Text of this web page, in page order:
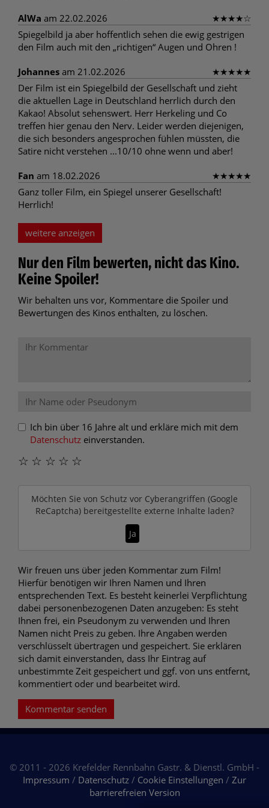
AlWa am 22.02.2026 ★★★★☆
Spiegelbild ja aber hoffentlich sehen die ewig gestrigen
den Film auch mit den „richtigen“ Augen und Ohren !
Johannes am 21.02.2026 ★★★★★
Der Film ist ein Spiegelbild der Gesellschaft und zieht
die aktuellen Lage in Deutschland herrlich durch den
Kakao! Absolut sehenswert. Herr Herkeling und Co
treffen hier genau den Nerv. Leider werden diejenigen,
die sich besonders angesprochen fühlen müssten, die
Satire nicht verstehen ...10/10 ohne wenn und aber!
Fan am 18.02.2026 ★★★★★
Ganz toller Film, ein Spiegel unserer Gesellschaft!
Herrlich!
weitere anzeigen
Nur den Film bewerten, nicht das Kino.
Keine Spoiler!
Wir behalten uns vor, Kommentare die Spoiler und
Bewertungen des Kinos enthalten, zu löschen.
Ich bin über 16 Jahre alt und erkläre mich mit dem
Datenschutz einverstanden.
☆
☆
☆
☆
☆
Möchten Sie von Schutz vor Cyberangriffen (Google
ReCaptcha)bereitgestellte externe Inhalte laden?
Ja
Wir freuen uns über jeden Kommentar zum Film!
Hierfür benötigen wir Ihren Namen und Ihren
entsprechenden Text. Es besteht keinerlei Verpflichtung
dabei personenbezogenen Daten anzugeben: Es steht
Ihnen frei, ein Pseudonym zu verwenden und Ihren
Namen nicht Preis zu geben. Ihre Angaben werden
verschlüsselt übertragen und gespeichert. Sie erklären
sich damit einverstanden, dass Ihr Eintrag auf
unbestimmte Zeit gespeichert und ggf. von uns entfernt,
kommentiert oder und bearbeitet wird.
Kommentar senden
© 2011 - 2026 Krefelder Rennbahn Gastr. & Dienstl. GmbH -
Impressum / Datenschutz / Cookie Einstellungen / Zur
barrierefreien Version